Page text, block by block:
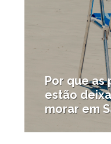
Por que as
estão
morar em